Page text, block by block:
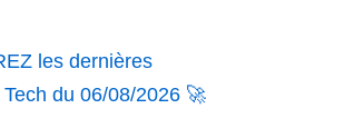
les dernières
du 06/08/2026 🚀